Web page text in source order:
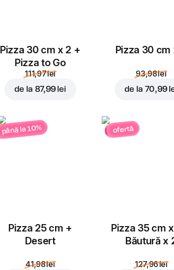
4,00 lei
Pizza 30 cm x 2 +
Pizza to Go
111,97 lei
de la 87,99 lei
Pizza 30 cm
93,98 lei
de la 70,99
până la 10%
Pizza 25 cm +
Desert
41,98 lei
ofertă
Pizza 35 cm
Băutură x
127,96 lei